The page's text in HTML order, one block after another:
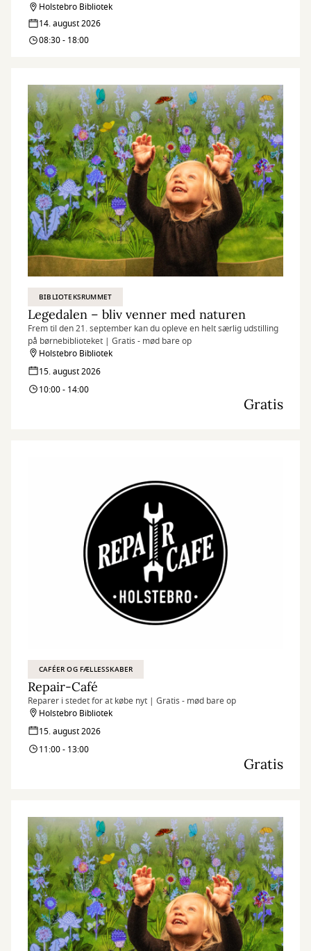
Legedalen
–
venner
med
naturen
Holstebro Bibliotek
14. august 2026
08:30 - 18:00
BIBLIOTEKSRUMMET
Legedalen – bliv venner med naturen
Frem til den 21. september kan du opleve en helt særlig udstilling
på børnebiblioteket | Gratis - mød bare op
Holstebro Bibliotek
15. august 2026
10:00 - 14:00
Gratis
CAFÉER OG FÆLLESSKABER
Repair-Café
Reparer i stedet for at købe nyt | Gratis - mød bare op
Holstebro Bibliotek
15. august 2026
11:00 - 13:00
Gratis